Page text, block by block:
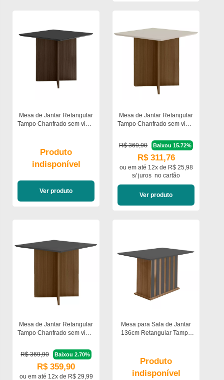
Mesa de Jantar Retangular
Tampo Chanfrado sem vidro
Produto
indisponível
Ver produto
Mesa de Jantar Retangular
Tampo Chanfrado sem vidro
R$ 369,90
Baixou 15.72%
R$ 311,76
ou ematé 12x de R$ 25,98
s/ juros no cartão
Ver produto
Mesa de Jantar Retangular
Tampo Chanfrado sem vidro
R$ 369,90
Baixou 2.70%
R$ 359,90
ou ematé 12x de R$ 29,99
Mesa para Sala de Jantar
136cm Retangular Tampo
Produto
indisponível